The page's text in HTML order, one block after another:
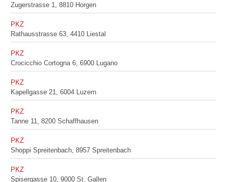
Zugerstrasse 1, 8810 Horgen
PKZ
Rathausstrasse 63, 4410 Liestal
PKZ
Crocicchio Cortogna 6, 6900 Lugano
PKZ
Kapellgasse 21, 6004 Luzern
PKZ
Tanne 11, 8200 Schaffhausen
PKZ
Shoppi Spreitenbach, 8957 Spreitenbach
PKZ
Spisergasse 10, 9000 St. Gallen